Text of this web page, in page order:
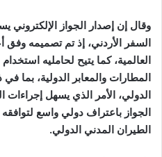
وقال إن إصدار الجواز الإلكتروني
السفر الأردني، إذ تم تصميمه وفق
العالمية، كما يتيح لحامليه استخدام
المطارات والمعابر الدولية، بما
الدولي، الأمر الذي يسهل
الجواز باعتراف دولي واسع
الطيران المدني الدولي.